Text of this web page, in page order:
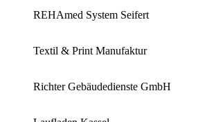
REHAmed System Seifert
Textil & Print Manufaktur
Richter Gebäudedienste GmbH